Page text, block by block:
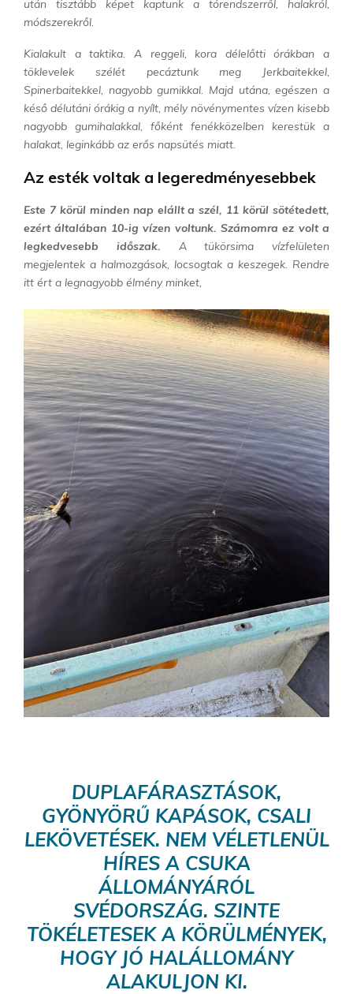
után tisztább képet kaptunk a tórendszerről, halakról,
módszerekről.
Kialakult a taktika. A reggeli, kora délelőtti órákban a
töklevelek szélét pecáztunk meg Jerkbaitekkel,
Spinerbaitekkel, nagyobb gumikkal. Majd utána, egészen a
késő délutáni órákig a nyílt, mély növénymentes vízen kisebb
nagyobb gumihalakkal, főként fenékközelben kerestük a
halakat, leginkább az erős napsütés miatt.
Az esték voltak a legeredményesebbek
Este 7 körül minden nap elállt a szél, 11 körül sötétedett,
ezértáltalában 10-ig vízen voltunk. Számomra ez volt a
legkedvesebb időszak. A tükörsima vízfelületen
megjelentek a halmozgások, locsogtak a keszegek. Rendre
itt ért a legnagyobb élmény minket,
DUPLAFÁRASZTÁSOK,
GYÖNYÖRŰ KAPÁSOK, CSALI
LEKÖVETÉSEK. NEM VÉLETLENÜL
HÍRES A CSUKA
ÁLLOMÁNYÁRÓL
SVÉDORSZÁG. SZINTE
TÖKÉLETESEK A KÖRÜLMÉNYEK,
HOGY JÓ HALÁLLOMÁNY
ALAKULJON KI.